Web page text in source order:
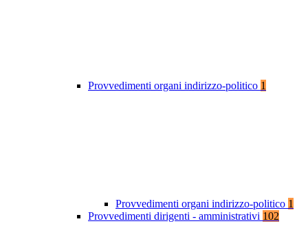
Provvedimenti organi indirizzo-politico 1
Provvedimenti organi indirizzo-politico 1
Provvedimenti dirigenti - amministrativi 102